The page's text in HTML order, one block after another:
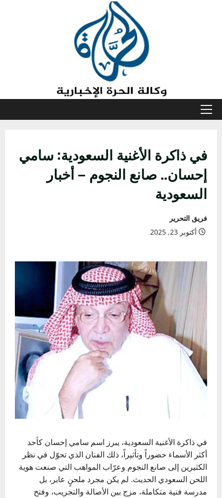
القائمة
في ذاكرة الأغنية السعودية: سامي
إحسان.. صانع النجوم – أخبار
السعودية
فريق التحرير
أكتوبر 23, 2025
في ذاكرة الأغنية السعودية، يبرز اسم سامي إحسان كأحد
أكثر الأسماء حضوراً وتأثيراً، ذلك الفنان الذي تحوّل في نظر
الكثيرين إلى صانع النجوم وعرّاب المواهب التي صنعت هوية
اللحن السعودي الحديث. لم يكن مجرد ملحنٍ عابر، بل
مدرسة فنية متكاملة، مزج بين الأصالة والتجريب، وفتح